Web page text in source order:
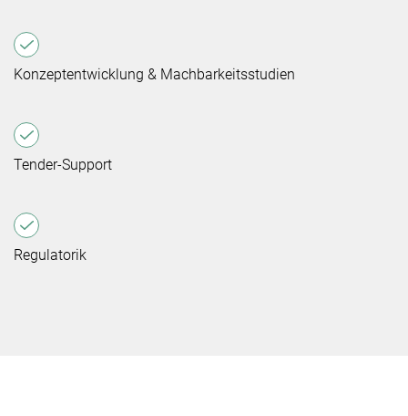
Konzeptentwicklung & Machbarkeitsstudien
Tender-Support
Regulatorik